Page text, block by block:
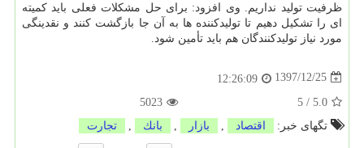
ظرفیت تولید نداریم. وی افزود: برای حل مشكلات فعلی باید كمیته
ای را تشكیل دهیم تا تولیدكننده ها به آن جا بازگشت كنند و نقدینگی
مورد نیاز تولیدكنندگان هم باید تأمین شود.
1397/12/25
12:26:09
5.0
/
5
5023
تگهای خبر:
اقتصاد بازار بانك تجارت